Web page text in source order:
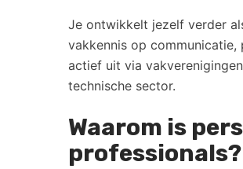
Je ontwikkelt jezelf verder
vakkennis op
actief uit via
technische sector.
Waarom is
professionals?